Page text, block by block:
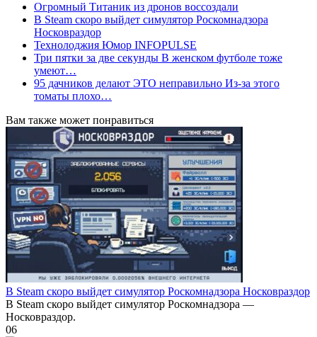
Огромный Титаник из дронов воссоздали
В Steam скоро выйдет симулятор Роскомнадзора
Носковраздор
Технолоджия Юмор INFOPULSE
Три пятки за две секунды В женском футболе тоже
умеют…
95 дачников делают ЭТО неправильно Из-за этого
томаты плохо…
Вам также может понравиться
В Steam скоро выйдет симулятор Роскомнадзора Носковраздор
В Steam скоро выйдет симулятор Роскомнадзора —
Носковраздор.
06